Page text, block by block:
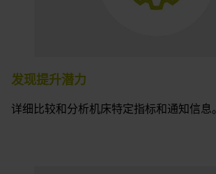
发现提升潜力
详细比较和分析机床特定指标和通知信息